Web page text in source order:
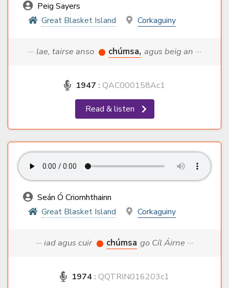
Peig Sayers
Great Blasket Island
Corkaguiny
··· lae, tairse anso chúmsa, agus beig an ···
1947 : QAC000158Ac1
Read & listen
Seán Ó Criomhthainn
Great Blasket Island
Corkaguiny
··· iad agus cuir chúmsa go Cíl Áirne ···
1974 : QQTRIN016203c1